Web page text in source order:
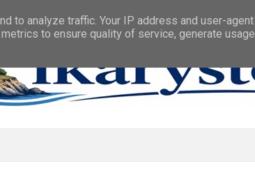
to analyze traffic. Your IP address and user-agent
to ensure quality of service, generate usage